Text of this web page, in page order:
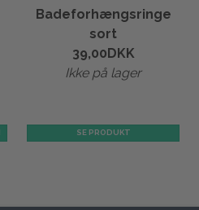
Badeforhængsringe
sort
39,00 DKK
Ikke på lager
SE PRODUKT